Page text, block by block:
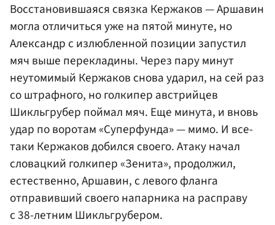
Восстановившаяся связка Кержаков — Аршавин
могла отличиться уже на пятой минуте, но
Александр с излюбленной позиции запустил
мяч выше перекладины. Через пару минут
неутомимый Кержаков снова ударил, на сей раз
со штрафного, но голкипер австрийцев
Шикльгрубер поймал мяч. Еще минута, и вновь
удар по воротам «Суперфунда» — мимо. И все-
таки Кержаков добился своего. Атаку начал
словацкий голкипер «Зенита», продолжил,
естественно, Аршавин, с левого фланга
отправивший своего напарника на расправу
с 38-летним Шикльгрубером.